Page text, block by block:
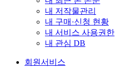
내 저작물관리
내 구매·신청 현황
내 서비스 사용권한
내 관심 DB
회원서비스